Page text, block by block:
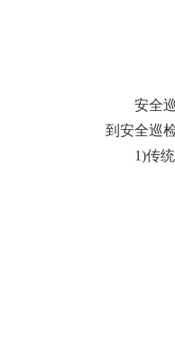
安全
到安全巡
1)传